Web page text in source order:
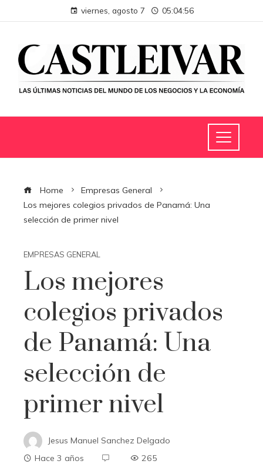
viernes, agosto 7 05:04:57
Home
Empresas General
Los mejores colegios privados de Panamá: Una
selección de primer nivel
EMPRESAS GENERAL
Los mejores
colegios privados
de Panamá: Una
selección de
primer nivel
Jesus Manuel Sanchez Delgado
Hace 3 años
265